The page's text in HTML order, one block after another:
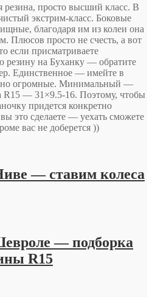
просто высший класс. В
экстрим-класс. Боковые
благодаря им из колеи она
Плюсов просто не счесть, а вот
если присматриваете
резину на Буханку — обратите
Единственное — имейте в
огромные. Минимальный —
— 31×9.5-16. Поэтому, чтобы
придется конкретно
это сделаете — уехать сможете
вас не доберется ))
— ставим колеса
— подборка
R15